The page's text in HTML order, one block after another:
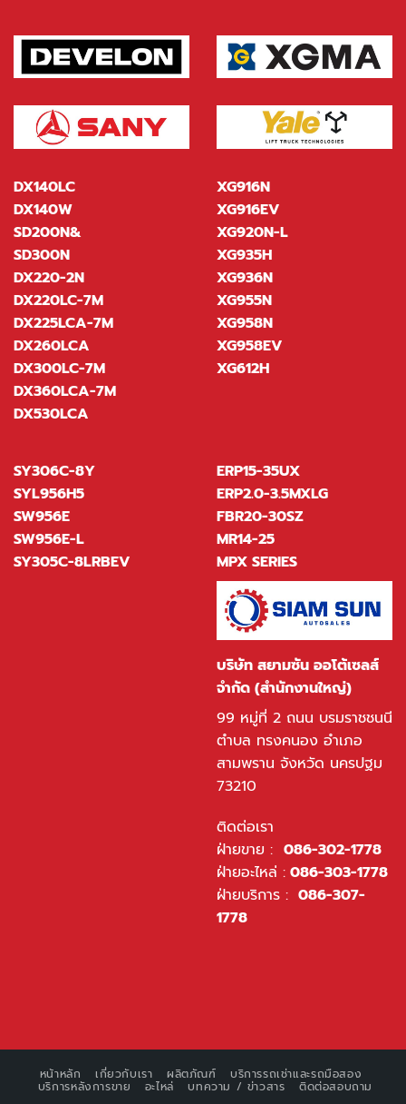
DX140LC
DX140W
SD200N&
SD300N
DX220-2N
DX220LC-7M
DX225LCA-7M
DX260LCA
DX300LC-7M
DX360LCA-7M
DX530LCA
XG916N
XG916EV
XG920N-L
XG935H
XG936N
XG955N
XG958N
XG958EV
XG612H
SY306C-8Y
SYL956H5
SW956E
SW956E-L
SY305C-8LRBEV
ERP15-35UX
ERP2.0-3.5MXLG
FBR20-30SZ
MR14-25
MPX SERIES
บริษัท สยามซัน ออโต้เซลส์
จำกัด (สำนักงานใหญ่)
99 หมู่ที่ 2 ถนน บรมราชชนนี
ตำบล ทรงคนอง อำเภอ
สามพราน จังหวัด นครปฐม
73210
ติดต่อเรา
ฝ่ายขาย : 086-302-1778
ฝ่ายอะไหล่ : 086-303-1778
ฝ่ายบริการ : 086-307-
1778
หน้าหลัก เกี่ยวกับเรา ผลิตภัณฑ์ บริการรถเช่าและรถมือสอง
บริการหลังการขาย อะไหล่ บทความ / ข่าวสาร ติดต่อสอบถาม